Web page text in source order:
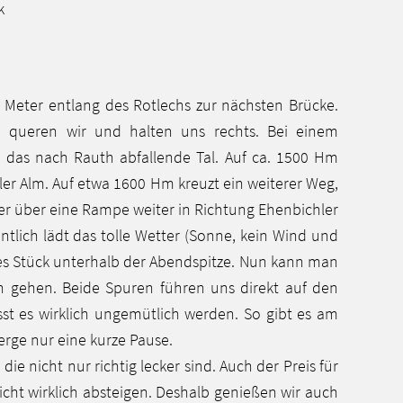
entlang des Rotlechs zur nächsten Brücke.
queren wir und halten uns rechts. Bei einem
nach Rauth abfallende Tal. Auf ca. 1500 Hm
Alm. Auf etwa 1600 Hm kreuzt ein weiterer Weg,
über eine Rampe weiter in Richtung Ehenbichler
lädt das tolle Wetter (Sonne, kein Wind und
Stück unterhalb der Abendspitze. Nun kann man
Beide Spuren führen uns direkt auf den
es wirklich ungemütlich werden. So gibt es am
nur eine kurze Pause.
nicht nur richtig lecker sind. Auch der Preis für
wirklich absteigen. Deshalb genießen wir auch